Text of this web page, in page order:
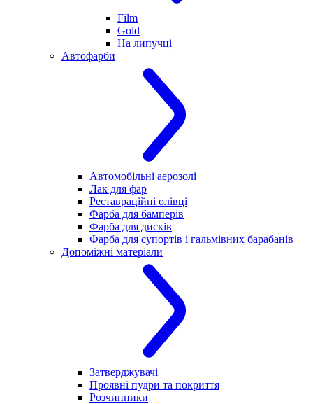
Film
Gold
На липучці
Автофарби
Автомобільні аерозолі
Лак для фар
Реставраційні олівці
Фарба для бамперів
Фарба для дисків
Фарба для супортів і гальмівних барабанів
Допоміжні матеріали
Затверджувачі
Проявні пудри та покриття
Розчинники